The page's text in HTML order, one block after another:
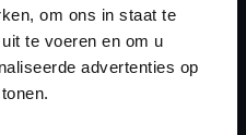
om ons in staat te
te voeren en om u
advertenties op